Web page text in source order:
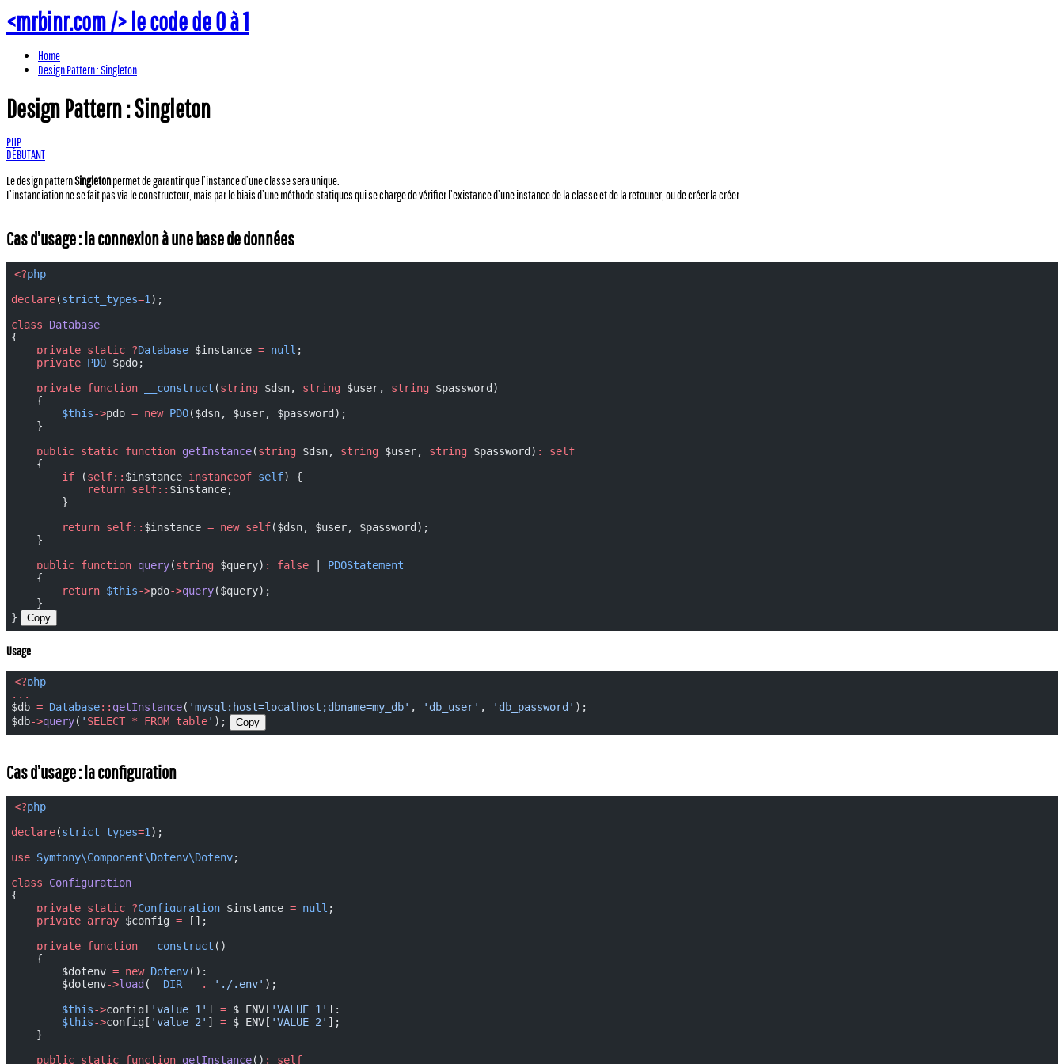
<mrbinr.com />le code de 0 à 1
Home
Design Pattern : Singleton
Design Pattern : Singleton
PHP
DÉBUTANT
Le design patternSingletonpermet de garantir que l’instance d’une classe sera unique.
L’instanciation ne se fait pas via le constructeur, mais par le biais d’une méthode statiques qui se charge de vérifier l’existance d’une instance de la classe et de la retouner, ou de créer la créer.
Cas d’usage : la connexion à une base de données
<?php
declare(strict_types=1 );
class Database
{
    private
static ?Database $instance = null ;
    private
PDO $pdo;
    private
function __construct (string $dsn, string $user, string $password)
    {
        $this
->pdo = new PDO($dsn, $user, $password);
    }
    public
static function getInstance(string $dsn, string $user, string $password) :
self
    {
        if
(self:: $instance instanceof self) {
            return
self:: $instance;
        }
        return
self:: $instance = new self($dsn, $user, $password);
    }
    public
function query(string $query) : false
PDOStatement
    {
        return
$this->pdo->query($query);
    }
}
Copy
Usage
<?php
...
$db = Database:: getInstance( 'mysql:host=localhost;dbname=my_db' , 'db_user' , 'db_password' );
$db->query( ' SELECT * FROM table' ); Copy
Cas d’usage : la configuration
<?php
declare(strict_types=1);
use Symfony\Component\Dotenv\Dotenv;
class Configuration
{
    private
static ?Configuration $instance = null ;
    private
array $config = [];
    private
function __construct ()
    {
        $dotenv
= new Dotenv();
        $dotenv
->load ( __DIR__ . './.env' );
        $this
->config[ 'value_1' ] = $_ENV[ 'VALUE_1' ];
        $this
->config[ 'value_2' ] = $_ENV[ 'VALUE_2' ];
    }
    public
static function getInstance() :
self